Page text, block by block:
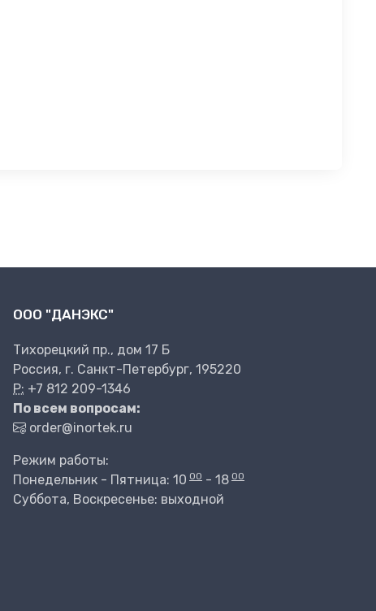
ООО "ДАНЭКС"
Тихорецкий пр., дом 17 Б
Россия, г. Санкт-Петербург, 195220
P: +7 812 209-1346
По всем вопросам:
order@inortek.ru
Режим работы:
Понедельник - Пятница: 10 00 - 18 00
Суббота, Воскресенье: выходной